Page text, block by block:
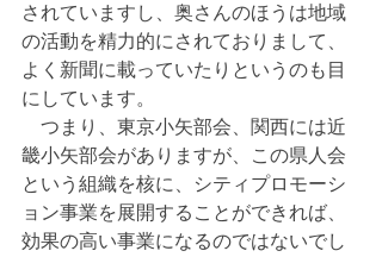
されていますし、奥さんのほうは地域
の活動を精力的にされておりまして、
よく新聞に載っていたりというのも目
にしています。
つまり、東京小矢部会、関西には近
畿小矢部会がありますが、この県人会
という組織を核に、シティプロモーシ
ョン事業を展開することができれば、
効果の高い事業になるのではないでし